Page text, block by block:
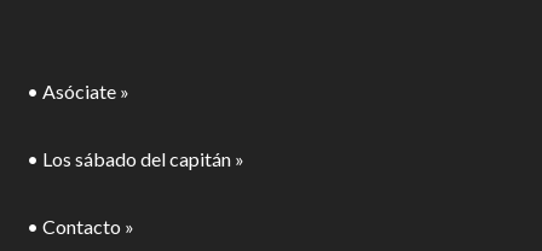
• Asóciate »
• Los sábado del capitán »
• Contacto »